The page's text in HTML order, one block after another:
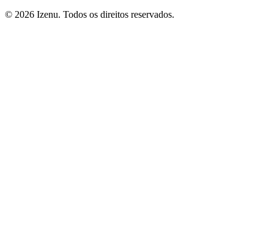
© 2026 Izenu. Todos os direitos reservados.